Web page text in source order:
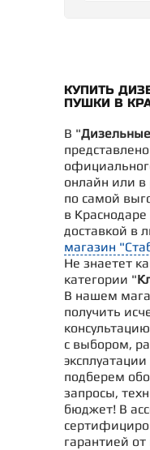
КУПИТЬ
ПУШКИ В
В "
представлено
онлайн или
по самой
в
доставкой в
магазин
Не знаетет
категории "
В нашем
получить
с выбором,
подберем
запросы,
бюджет! В
гарантией